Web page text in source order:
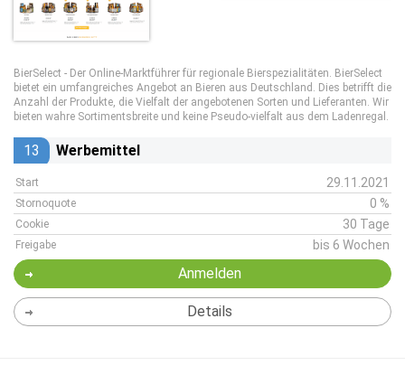
BierSelect - Der Online-Marktführer für regionale Bierspezialitäten. BierSelect
bietet ein umfangreiches Angebot an Bieren aus Deutschland. Dies betrifft die
Anzahl der Produkte, die Vielfalt der angebotenen Sorten und Lieferanten. Wir
bieten wahre Sortimentsbreite und keine Pseudo-vielfalt aus dem Ladenregal.
13 Werbemittel
Start 29.11.2021
Stornoquote 0 %
Cookie 30 Tage
Freigabe bis 6 Wochen
Anmelden
Details